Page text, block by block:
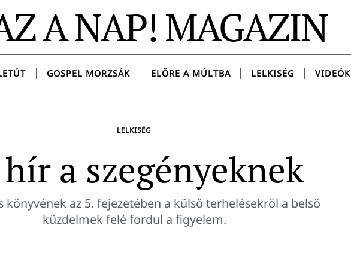
A NAP! MAGAZIN
GOSPEL MORZSÁK ELŐRE A MÚLTBA LELKISÉG VIDEÓK
LELKISÉG
hír a szegényeknek
könyvének az 5. fejezetében a külső terhelésekről a belső
küzdelmek felé fordul a figyelem.